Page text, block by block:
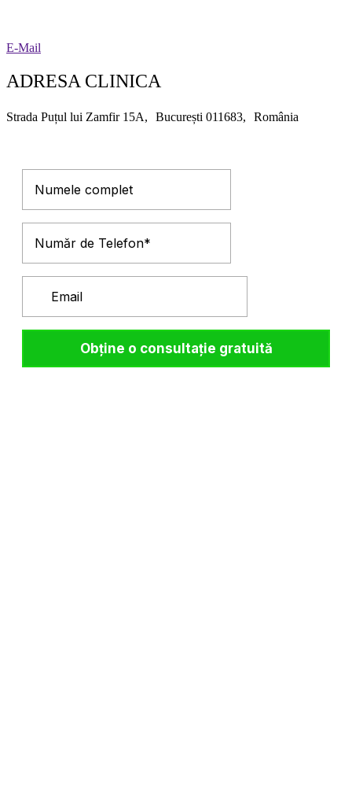
E-Mail
ADRESA CLINICA
Strada Puțul lui Zamfir 15A, București 011683, România